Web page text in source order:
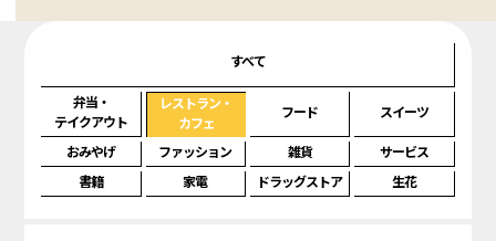
すべて
弁当・
テイクアウト
レストラン・
カフェ
フード スイーツ
おみやげ ファッション 雑貨
サービス
書籍
家電 ドラッグストア 生花